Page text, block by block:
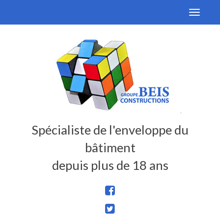
Toggle
Spécialiste de l'enveloppe du
bâtiment
depuis plus de 18 ans